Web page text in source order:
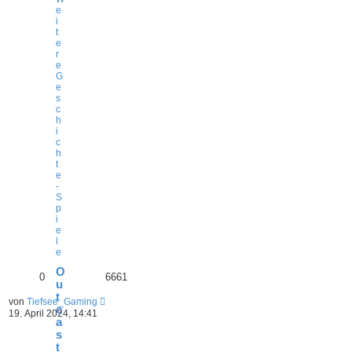
e
i
t
e
r
e
G
e
s
c
h
i
c
h
t
e
-
S
p
i
e
e
O
u
t
c
a
s
t
0 6661
von Tiefsee_Gaming
19. April 2024, 14:41